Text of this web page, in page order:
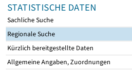
STATISTISCHE DATEN
Sachliche Suche
Regionale Suche
Kürzlich bereitgestellte Daten
Allgemeine Angaben, Zuordnungen